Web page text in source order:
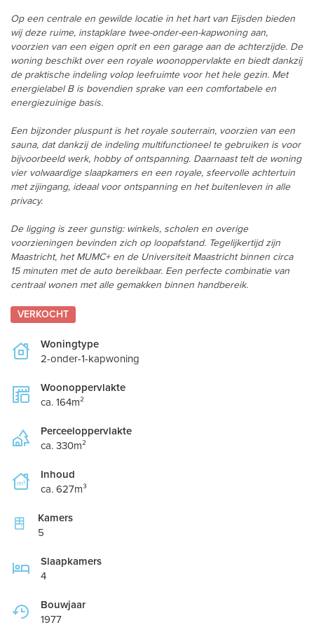
Op een centrale en gewilde locatie in het hart van Eijsden bieden
wij deze ruime, instapklare twee-onder-een-kapwoning aan,
voorzien van een eigen oprit en een garage aan de achterzijde. De
woning beschikt over een royale woonoppervlakte en biedt dankzij
de praktische indeling volop leefruimte voor het hele gezin. Met
energielabel B is bovendien sprake van een comfortabele en
energiezuinige basis.
Een bijzonder pluspunt is het royale souterrain, voorzien van een
sauna, dat dankzij de indeling multifunctioneel te gebruiken is voor
bijvoorbeeld werk, hobby of ontspanning. Daarnaast telt de woning
vier volwaardige slaapkamers en een royale, sfeervolle achtertuin
met zijingang, ideaal voor ontspanning en het buitenleven in alle
privacy.
De ligging is zeer gunstig: winkels, scholen en overige
voorzieningen bevinden zich op loopafstand. Tegelijkertijd zijn
Maastricht, het MUMC+ en de Universiteit Maastricht binnen circa
15 minuten met de auto bereikbaar. Een perfecte combinatie van
centraal wonen met alle gemakken binnen handbereik.
VERKOCHT
Woningtype
2-onder-1-kapwoning
Woonoppervlakte
ca. 164m²
Perceeloppervlakte
ca. 330m²
Inhoud
ca. 627m³
Kamers
5
Slaapkamers
4
Bouwjaar
1977